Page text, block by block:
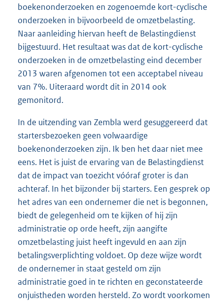
boekenonderzoeken en zogenoemde kort-cyclische
onderzoeken in bijvoorbeeld de omzetbelasting.
Naar aanleiding hiervan heeft de Belastingdienst
bijgestuurd. Het resultaat was dat de kort-cyclische
onderzoeken in de omzetbelasting eind december
2013 waren afgenomen tot een acceptabel niveau
van 7%. Uiteraard wordt dit in 2014 ook
gemonitord.
In de uitzending van Zembla werd gesuggereerd dat
startersbezoeken geen volwaardige
boekenonderzoeken zijn. Ik ben het daar niet mee
eens. Het is juist de ervaring van de Belastingdienst
dat de impact van toezicht vóóraf groter is dan
achteraf. In het bijzonder bij starters. Een gesprek op
het adres van een ondernemer die net is begonnen,
biedt de gelegenheid om te kijken of hij zijn
administratie op orde heeft, zijn aangifte
omzetbelasting juist heeft ingevuld en aan zijn
betalingsverplichting voldoet. Op deze wijze wordt
de ondernemer in staat gesteld om zijn
administratie goed in te richten en geconstateerde
onjuistheden worden hersteld. Zo wordt voorkomen